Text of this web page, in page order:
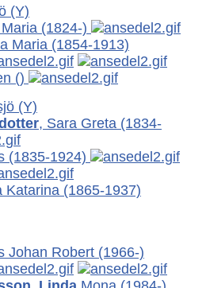
(Y)
(1824-)
Maria (1854-1913)
()
(Y)
, Sara Greta (1834-
(1835-1924)
Katarina (1865-1937)
Johan Robert (1966-)